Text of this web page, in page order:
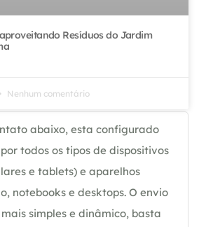
Resíduos do Jardim
Nenhum comentário
abaixo, esta configurado
todos os tipos de dispositivos
e tablets) e aparelhos
notebooks e desktops. O envio
simples e dinâmico, basta